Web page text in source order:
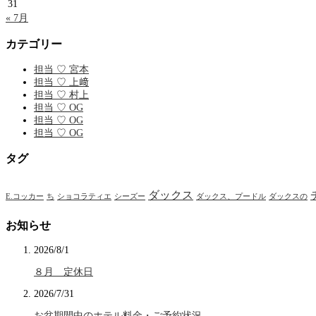
31
« 7月
カテゴリー
担当 ♡ 宮本
担当 ♡ 上﨑
担当 ♡ 村上
担当 ♡ OG
担当 ♡ OG
担当 ♡ OG
タグ
E.コッカー ち ショコラティエ シーズー ダックス ダックス、プードル ダックスの
お知らせ
2026/8/1
８月 定休日
2026/7/31